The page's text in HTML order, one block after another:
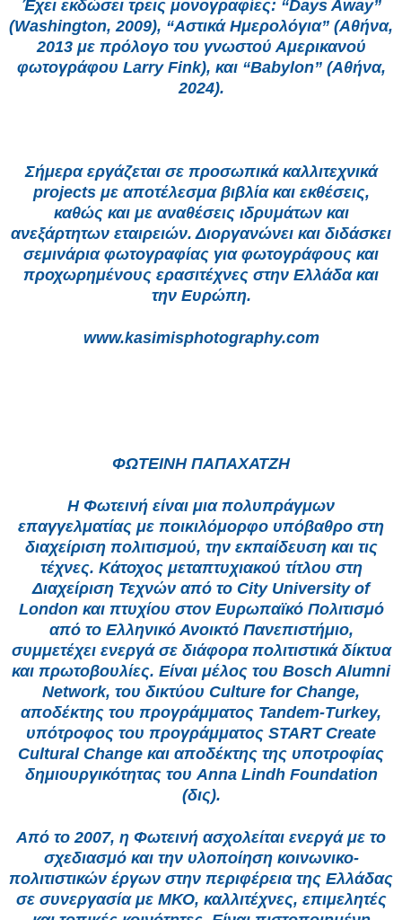
Έχει εκδώσει τρεις μονογραφίες: “Days Away”
(Washington, 2009), “Αστικά Ημερολόγια” (Αθήνα,
2013 με πρόλογο του γνωστού Αμερικανού
φωτογράφου Larry Fink), και “Babylon” (Αθήνα,
2024).
Σήμερα εργάζεται σε προσωπικά καλλιτεχνικά
projects με αποτέλεσμα βιβλία και εκθέσεις,
καθώς και με αναθέσεις ιδρυμάτων και
ανεξάρτητων εταιρειών. Διοργανώνει και διδάσκει
σεμινάρια φωτογραφίας για φωτογράφους και
προχωρημένους ερασιτέχνες στην Ελλάδα και
την Ευρώπη.
www.kasimisphotography.com
ΦΩΤΕΙΝΗ ΠΑΠΑΧΑΤΖΗ
Η Φωτεινή είναι μια πολυπράγμων
επαγγελματίας με ποικιλόμορφο υπόβαθρο στη
διαχείριση πολιτισμού, την εκπαίδευση και τις
τέχνες. Κάτοχος μεταπτυχιακού τίτλου στη
Διαχείριση Τεχνών από το City University of
London και πτυχίου στον Ευρωπαϊκό Πολιτισμό
από το Ελληνικό Ανοικτό Πανεπιστήμιο,
συμμετέχει ενεργά σε διάφορα πολιτιστικά δίκτυα
και πρωτοβουλίες. Είναι μέλος του Bosch Alumni
Network, του δικτύου Culture for Change,
αποδέκτης του προγράμματος Tandem-Turkey,
υπότροφος του προγράμματος START Create
Cultural Change και αποδέκτης της υποτροφίας
δημιουργικότητας του Anna Lindh Foundation
(δις).
Από το 2007, η Φωτεινή ασχολείται ενεργά με το
σχεδιασμό και την υλοποίηση κοινωνικο-
πολιτιστικών έργων στην περιφέρεια της Ελλάδας
σε συνεργασία με ΜΚΟ, καλλιτέχνες, επιμελητές